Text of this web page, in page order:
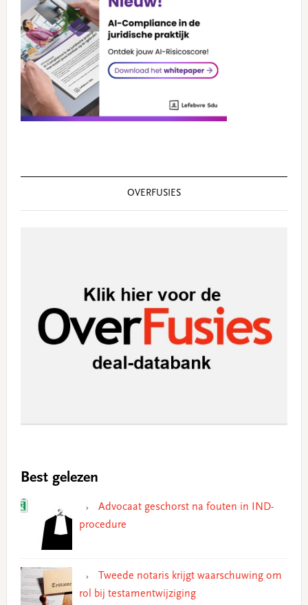
OVERFUSIES
Best gelezen
Advocaat geschorst na fouten in IND-
procedure
Tweede notaris krijgt waarschuwing om
rol bij testamentwijziging